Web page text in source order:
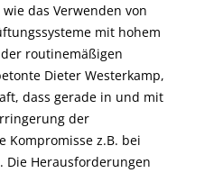
das Verwenden von
mit hohem
routinemäßigen
Dieter Westerkamp,
dass gerade in und mit
der
Kompromisse z.B. bei
Die Herausforderungen